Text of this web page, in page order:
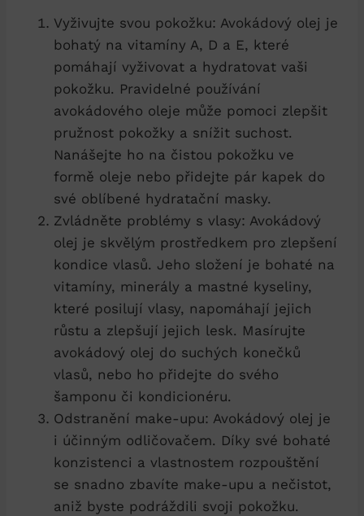
Vyživujte svou pokožku: Avokádový olej je
bohatý na vitamíny A, D a E, které
pomáhají vyživovat a hydratovat vaši
pokožku. Pravidelné používání
avokádového oleje může pomoci zlepšit
pružnost pokožky a snížit suchost.
Nanášejte ho na čistou pokožku ve
formě oleje nebo přidejte pár kapek do
své oblíbené hydratační masky.
Zvládněte problémy s vlasy: Avokádový
olej je skvělým prostředkem pro zlepšení
kondice vlasů. Jeho složení je bohaté na
vitamíny, minerály a mastné kyseliny,
které posilují vlasy, napomáhají jejich
růstu a zlepšují jejich lesk. Masírujte
avokádový olej do suchých konečků
vlasů, nebo ho přidejte do svého
šamponu či kondicionéru.
Odstranění make-upu: Avokádový olej je
i účinným odličovačem. Díky své bohaté
konzistenci a vlastnostem rozpouštění
se snadno zbavíte make-upu a nečistot,
aniž byste podráždili svoji pokožku.